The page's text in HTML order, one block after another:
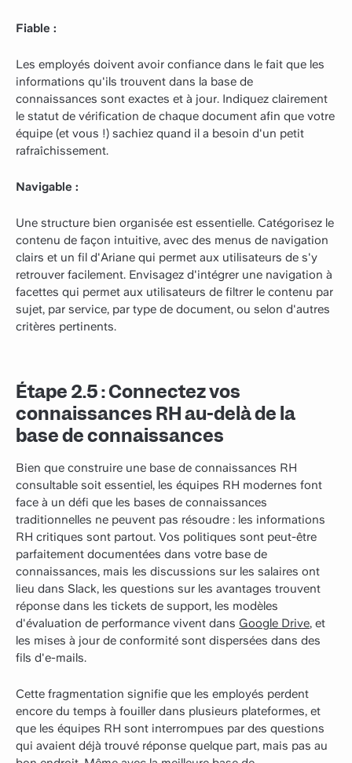
Fiable :
Les employés doivent avoir confiance dans le fait que les
informations qu'ils trouvent dans la base de
connaissances sont exactes et à jour. Indiquez clairement
le statut de vérification de chaque document afin que votre
équipe (et vous !) sachiez quand il a besoin d'un petit
rafraîchissement.
Navigable :
Une structure bien organisée est essentielle. Catégorisez le
contenu de façon intuitive, avec des menus de navigation
clairs et un fil d'Ariane qui permet aux utilisateurs de s'y
retrouver facilement. Envisagez d'intégrer une navigation à
facettes qui permet aux utilisateurs de filtrer le contenu par
sujet, par service, par type de document, ou selon d'autres
critères pertinents.
Étape 2.5 : Connectez vos
connaissances RH au-delà de la
base de connaissances
Bien que construire une base de connaissances RH
consultable soit essentiel, les équipes RH modernes font
face à un défi que les bases de connaissances
traditionnelles ne peuvent pas résoudre : les informations
RH critiques sont partout. Vos politiques sont peut-être
parfaitement documentées dans votre base de
connaissances, mais les discussions sur les salaires ont
lieu dans Slack, les questions sur les avantages trouvent
réponse dans les tickets de support, les modèles
d'évaluation de performance vivent dans Google Drive, et
les mises à jour de conformité sont dispersées dans des
fils d'e-mails.
Cette fragmentation signifie que les employés perdent
encore du temps à fouiller dans plusieurs plateformes, et
que les équipes RH sont interrompues par des questions
qui avaient déjà trouvé réponse quelque part, mais pas au